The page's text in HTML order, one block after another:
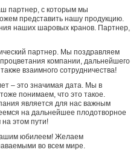
партнер, с которым мы
представить нашу продукцию.
наших шаровых кранов. Партнер,
партнер. Мы поздравляем
компании, дальнейшего
взаимного сотрудничества!
– это значимая дата. Мы в
понимаем, что это такое.
является для нас важным
на дальнейшее плодотворное
этом пути!
юбилеем! Желаем
во всем мире.